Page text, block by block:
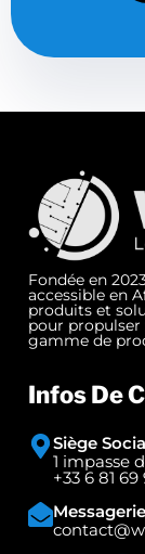
Fondée en
accessible en
produits et
pour propulser
gamme de
Infos De
Siège
1 impasse
+33 6 81
Messagerie